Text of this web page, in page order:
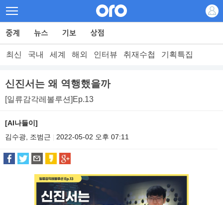
최신 국내 세계 해외 인터뷰 취재수첩 기획특집
신진서는 왜 역행했을까
[일류감각레볼루션]Ep.13
[AI나들이]
김수광, 조범근
2022-05-02 오후 07:11